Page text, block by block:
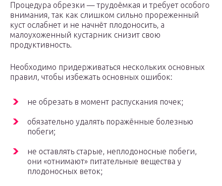
Процедура обрезки — трудоёмкая и требует особого
внимания, так как слишком сильно прореженный
куст ослабнет и не начнёт плодоносить, а
малоухоженный кустарник снизит свою
продуктивность.
Необходимо придерживаться нескольких основных
правил, чтобы избежать основных ошибок:
не обрезать в момент распускания почек;
обязательно удалять поражённые болезнью
побеги;
не оставлять старые, неплодоносные побеги,
они «отнимают» питательные вещества у
плодоносных веток;